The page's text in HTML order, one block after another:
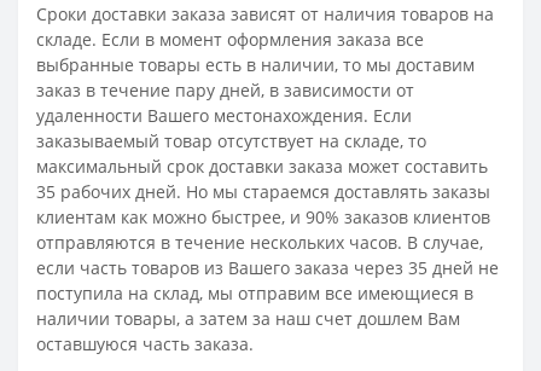
Сроки доставки заказа зависят от наличия товаров на
складе. Если в момент оформления заказа все
выбранные товары есть в наличии, то мы доставим
заказ в течение пару дней, в зависимости от
удаленности Вашего местонахождения. Если
заказываемый товар отсутствует на складе, то
максимальный срок доставки заказа может составить
35 рабочих дней. Но мы стараемся доставлять заказы
клиентам как можно быстрее, и 90% заказов клиентов
отправляются в течение нескольких часов. В случае,
если часть товаров из Вашего заказа через 35 дней не
поступила на склад, мы отправим все имеющиеся в
наличии товары, а затем за наш счет дошлем Вам
оставшуюся часть заказа.